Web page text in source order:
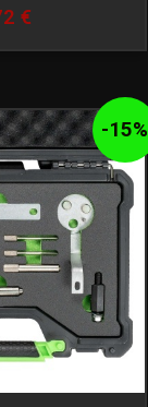
€
-15%